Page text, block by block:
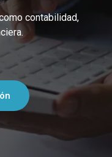
contabilidad,